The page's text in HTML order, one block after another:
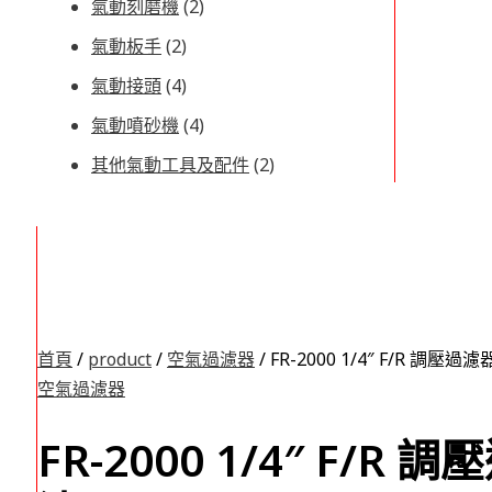
氣動刻磨機(2)
氣動板手(2)
氣動接頭(4)
氣動噴砂機(4)
其他氣動工具及配件(2)
首頁 / product/ 空氣過濾器/ FR-2000 1/4″ F/R 調壓過濾
空氣過濾器
FR-2000 1/4″ F/R 調